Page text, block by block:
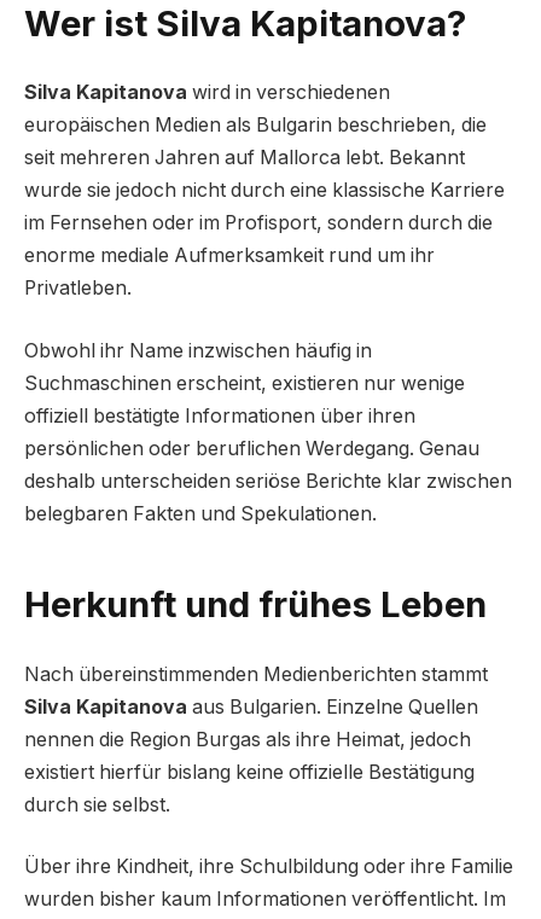
Wer ist Silva Kapitanova?
Silva Kapitanova wird in verschiedenen
europäischen Medien als Bulgarin beschrieben, die
seit mehreren Jahren auf Mallorca lebt. Bekannt
wurde sie jedoch nicht durch eine klassische Karriere
im Fernsehen oder im Profisport, sondern durch die
enorme mediale Aufmerksamkeit rund um ihr
Privatleben.
Obwohl ihr Name inzwischen häufig in
Suchmaschinen erscheint, existieren nur wenige
offiziell bestätigte Informationen über ihren
persönlichen oder beruflichen Werdegang. Genau
deshalb unterscheiden seriöse Berichte klar zwischen
belegbaren Fakten und Spekulationen.
Herkunft und frühes Leben
Nach übereinstimmenden Medienberichten stammt
Silva Kapitanova aus Bulgarien. Einzelne Quellen
nennen die Region Burgas als ihre Heimat, jedoch
existiert hierfür bislang keine offizielle Bestätigung
durch sie selbst.
Über ihre Kindheit, ihre Schulbildung oder ihre Familie
wurden bisher kaum Informationen veröffentlicht. Im